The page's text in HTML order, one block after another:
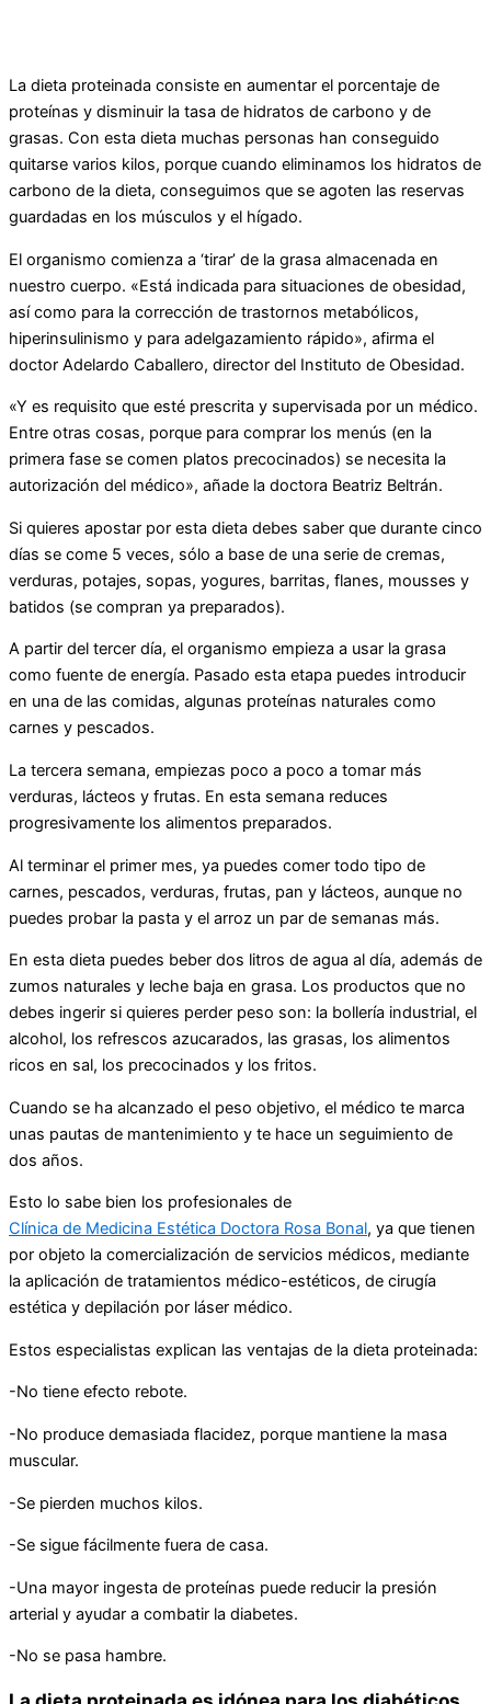
La dieta proteinada consiste en aumentar el porcentaje de
proteínas y disminuir la tasa de hidratos de carbono y de
grasas. Con esta dieta muchas personas han conseguido
quitarse varios kilos, porque cuando eliminamos los hidratos de
carbono de la dieta, conseguimos que se agoten las reservas
guardadas en los músculos y el hígado.
El organismo comienza a ‘tirar’ de la grasa almacenada en
nuestro cuerpo. «Está indicada para situaciones de obesidad,
así como para la corrección de trastornos metabólicos,
hiperinsulinismo y para adelgazamiento rápido», afirma el
doctor Adelardo Caballero, director del Instituto de Obesidad.
«Y es requisito que esté prescrita y supervisada por un médico.
Entre otras cosas, porque para comprar los menús (en la
primera fase se comen platos precocinados) se necesita la
autorización del médico», añade la doctora Beatriz Beltrán.
Si quieres apostar por esta dieta debes saber que durante cinco
días se come 5 veces, sólo a base de una serie de cremas,
verduras, potajes, sopas, yogures, barritas, flanes, mousses y
batidos (se compran ya preparados).
A partir del tercer día, el organismo empieza a usar la grasa
como fuente de energía. Pasado esta etapa puedes introducir
en una de las comidas, algunas proteínas naturales como
carnes y pescados.
La tercera semana, empiezas poco a poco a tomar más
verduras, lácteos y frutas. En esta semana reduces
progresivamente los alimentos preparados.
Al terminar el primer mes, ya puedes comer todo tipo de
carnes, pescados, verduras, frutas, pan y lácteos, aunque no
puedes probar la pasta y el arroz un par de semanas más.
En esta dieta puedes beber dos litros de agua al día, además de
zumos naturales y leche baja en grasa. Los productos que no
debes ingerir si quieres perder peso son: la bollería industrial, el
alcohol, los refrescos azucarados, las grasas, los alimentos
ricos en sal, los precocinados y los fritos.
Cuando se ha alcanzado el peso objetivo, el médico te marca
unas pautas de mantenimiento y te hace un seguimiento de
dos años.
Esto lo sabe bien los profesionales de
Clínica de Medicina Estética Doctora Rosa Bonal, ya que tienen
por objeto la comercialización de servicios médicos, mediante
la aplicación de tratamientos médico-estéticos, de cirugía
estética y depilación por láser médico.
Estos especialistas explican las ventajas de la dieta proteinada:
-No tiene efecto rebote.
-No produce demasiada flacidez, porque mantiene la masa
muscular.
-Se pierden muchos kilos.
-Se sigue fácilmente fuera de casa.
-Una mayor ingesta de proteínas puede reducir la presión
arterial y ayudar a combatir la diabetes.
-No se pasa hambre.